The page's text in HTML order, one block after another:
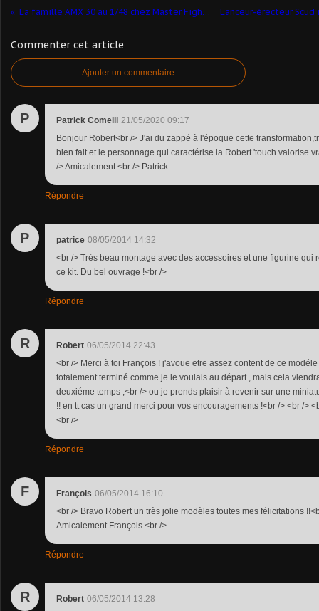
La famille AMX 30 au 1/48 chez Master Fighter - MAJ 21/08/19
Commenter cet article
Ajouter un commentaire
P Patrick Comelli 21/05/2020 09:17
Bonjour Robert<br /> J'ai du zappé à l'époque cette
bien fait et le personnage qui caractérise la Robert 'touch valorise
/> Amicalement <br /> Patrick
Répondre
P patrice 08/05/2014 14:32
<br /> Très beau montage avec des accessoires et une figurine qui
ce kit. Du bel ouvrage !<br />
Répondre
R Robert 06/05/2014 22:43
<br /> Merci à toi François ! j'avoue etre assez content de ce
totalement terminé comme je le voulais au départ , mais cela
deuxiéme temps ,<br /> ou je prends plaisir à revenir sur une
!! en tt cas un grand merci pour vos encouragements !<br /> <br />
<br />
Répondre
F François 06/05/2014 16:10
<br /> Bravo Robert un très jolie modèles toutes mes félicitations
Amicalement François <br />
Répondre
R Robert 06/05/2014 13:28